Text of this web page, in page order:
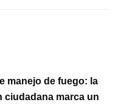
manejo de fuego: la
ciudadana marca un